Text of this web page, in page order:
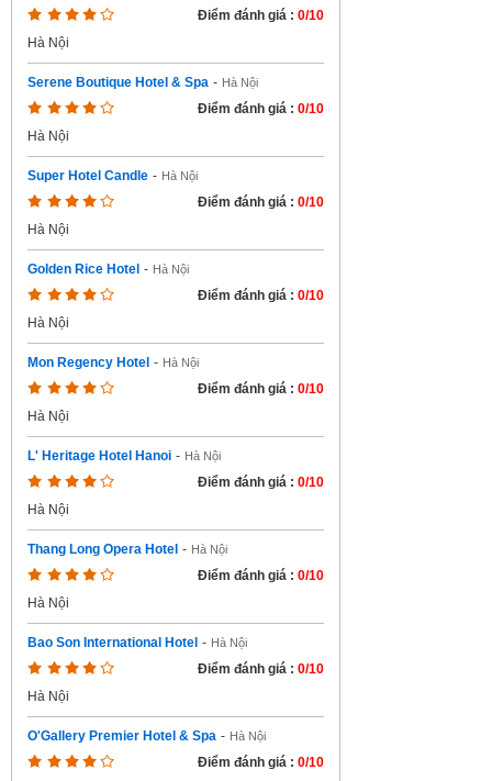
Điểm đánh giá : 0/10
Hà Nội
Serene Boutique Hotel & Spa - Hà Nội
Điểm đánh giá : 0/10
Hà Nội
Super Hotel Candle - Hà Nội
Điểm đánh giá : 0/10
Hà Nội
Golden Rice Hotel - Hà Nội
Điểm đánh giá : 0/10
Hà Nội
Mon Regency Hotel - Hà Nội
Điểm đánh giá : 0/10
Hà Nội
L' Heritage Hotel Hanoi - Hà Nội
Điểm đánh giá : 0/10
Hà Nội
Thang Long Opera Hotel - Hà Nội
Điểm đánh giá : 0/10
Hà Nội
Bao Son International Hotel - Hà Nội
Điểm đánh giá : 0/10
Hà Nội
O'Gallery Premier Hotel & Spa - Hà Nội
Điểm đánh giá : 0/10